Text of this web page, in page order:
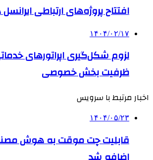
افتتاح پروژه‌های ارتباطی ایرانسل
۱۴۰۴/۰۲/۱۷
لزوم شکل‌گیری اپراتورهای
ظرفیت بخش خصوصی
اخبار مرتبط با سرویس
۱۴۰۴/۰۵/۲۳
قابلیت چت موقت به هوش